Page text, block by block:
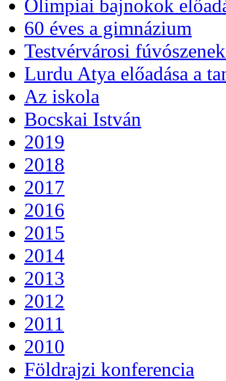
Olimpiai bajnokok
60 éves a gimnázium
Testvérvárosi
Lurdu Atya előadása a
Az iskola
Bocskai István
2019
2018
2017
2016
2015
2014
2013
2012
2011
2010
Földrajzi konferencia